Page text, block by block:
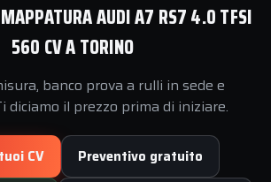
AUDI A7 RS7 4.0 TFSI
560 CV A TORINO
banco prova a rulli in sede e
diciamo il prezzo prima di iniziare.
CV Preventivo gratuito